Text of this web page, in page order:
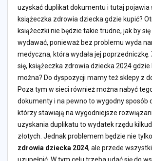
uzyskać duplikat dokumentu i tutaj pojawia
książeczka zdrowia dziecka gdzie kupić?
książeczki nie będzie takie trudne, jak by się
wydawać, ponieważ bez problemu wyda
medyczna, która wydała jej
się, książeczka zdrowia dziecka 2024 gdzie
można? Do dyspozycji mamy też sklepy z
Poza tym w sieci również można nabyć
dokumenty i na pewno to wygodny sposób
którzy stawiają na wygodniejsze
uzyskania duplikatu to wydatek rzędu
złotych. Jednak problemem będzie nie
zdrowia dziecka 2024, ale przede